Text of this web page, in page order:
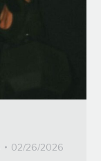
02/26/2026